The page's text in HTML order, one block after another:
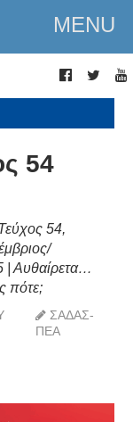
MENU
54
54,
| Αυθαίρετα…
πότε;
ΣΑΔΑΣ-
ΠΕΑ